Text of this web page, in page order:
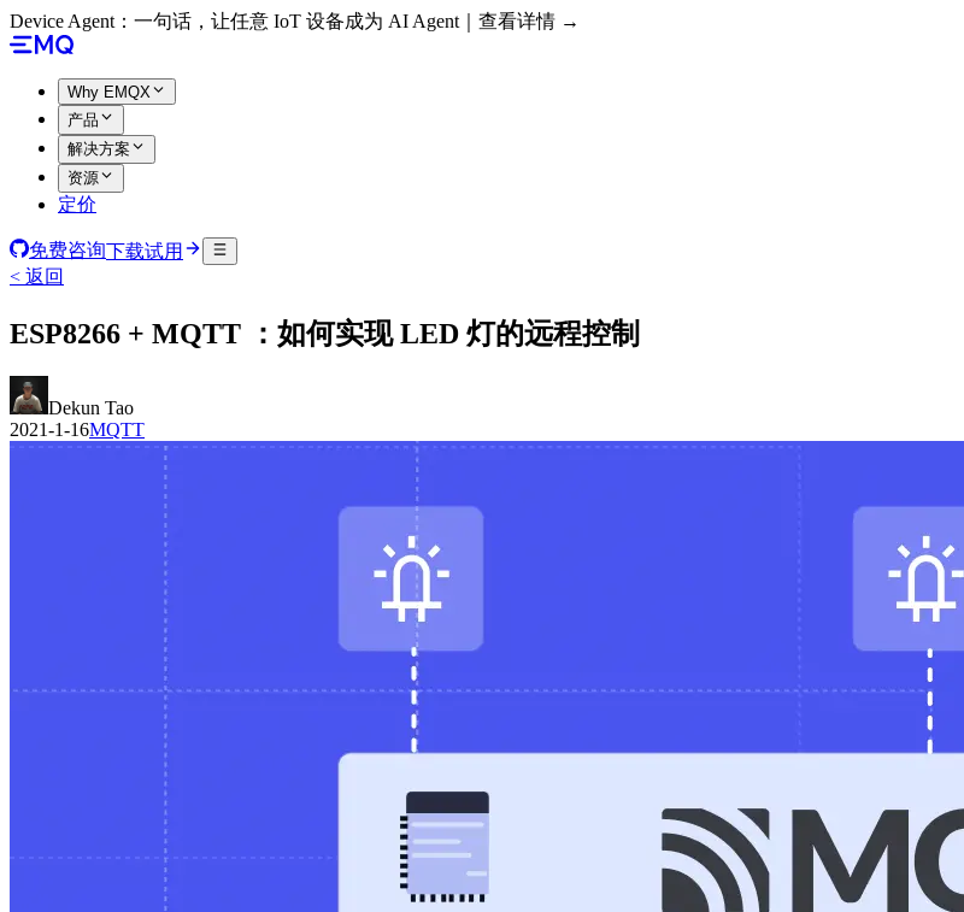
Device Agent：一句话，让任意 IoT 设备成为 AI Agent｜查看详情 →
Why EMQX
产品
解决方案
资源
定价
免费咨询下载试用
< 返回
ESP8266 + MQTT ：如何实现 LED 灯的远程控制
Dekun Tao
2021-1-16MQTT